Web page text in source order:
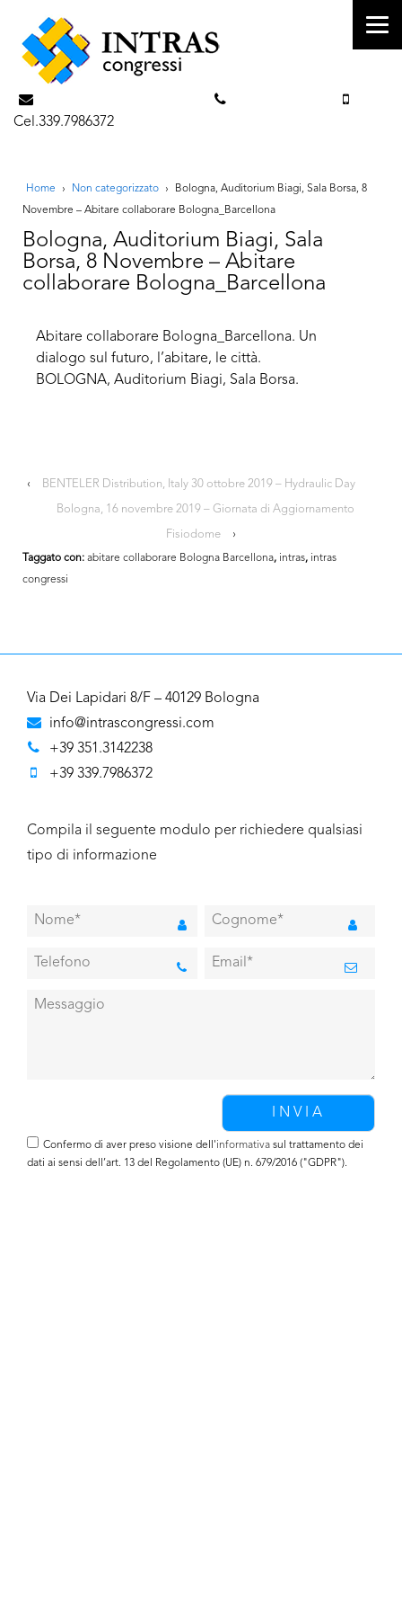
Cel.339.7986372
Home › Non categorizzato ›
Bologna, Auditorium Biagi, Sala Borsa, 8
Novembre – Abitare collaborare Bologna_Barcellona
Bologna, Auditorium Biagi, Sala
Borsa, 8 Novembre – Abitare
collaborare Bologna_Barcellona
Abitare collaborare Bologna_Barcellona. Un
dialogo sul futuro, l’abitare, le città.
BOLOGNA, Auditorium Biagi, Sala Borsa.
‹ BENTELER Distribution, Italy 30 ottobre 2019 – Hydraulic Day
Bologna, 16 novembre 2019 – Giornata di Aggiornamento
Fisiodome ›
Taggato con: abitare collaborare Bologna Barcellona, intras, intras
congressi
Via Dei Lapidari 8/F – 40129 Bologna
info@intrascongressi.com
+39 351.3142238
+39 339.7986372
Compila il seguente modulo per richiedere qualsiasi
tipo di informazione
Confermo di aver preso visione dell'informativa sul trattamento dei
dati ai sensi dell’art. 13 del Regolamento (UE) n. 679/2016 ("GDPR").